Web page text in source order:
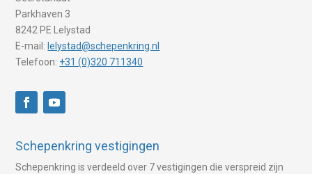
Parkhaven 3
8242 PE Lelystad
E-mail: lelystad@schepenkring.nl
Telefoon: +31 (0)320 711340
Schepenkring vestigingen
Schepenkring is verdeeld over 7 vestigingen die verspreid zijn